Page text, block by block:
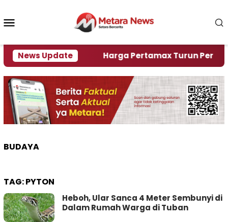
konten
News Update
Krisi Air Harga Pertamax Turun Per Hari
BUDAYA
TAG:PYTON
Heboh, Ular Sanca 4 Meter Sembunyi di
Dalam Rumah Warga di Tuban